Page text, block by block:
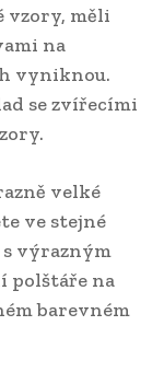
vzory, měli
na
vyniknou.
se zvířecími
velké
ve stejné
výrazným
polštáře na
barevném